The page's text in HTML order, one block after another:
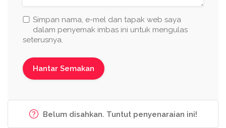
Simpan nama, e-mel dan tapak web saya
dalam penyemak imbas ini untuk mengulas
seterusnya.
Belum disahkan. Tuntut penyenaraian ini!